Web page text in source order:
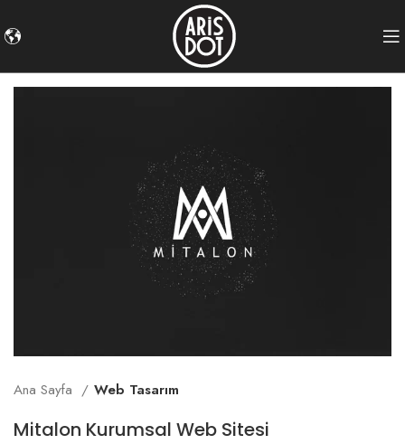
Ana Sayfa Web Tasarım
Mitalon Kurumsal Web Sitesi